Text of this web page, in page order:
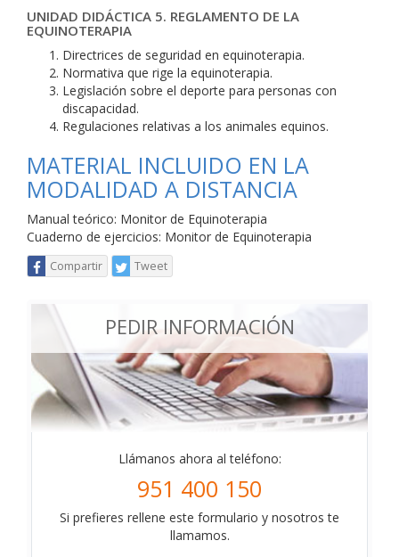
UNIDAD DIDÁCTICA 5. REGLAMENTO DE LA
EQUINOTERAPIA
Directrices de seguridad en equinoterapia.
Normativa que rige la equinoterapia.
Legislación sobre el deporte para personas con
discapacidad.
Regulaciones relativas a los animales equinos.
MATERIAL INCLUIDO EN LA
MODALIDAD A DISTANCIA
Manual teórico: Monitor de Equinoterapia
Cuaderno de ejercicios: Monitor de Equinoterapia
Compartir Tweet
PEDIR INFORMACIÓN
Llámanos ahora al teléfono:
951 400 150
Si prefieres rellene este formulario y nosotros te
llamamos.